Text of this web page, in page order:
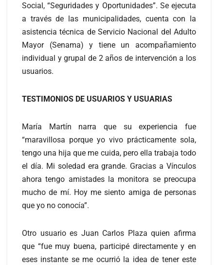
Social, “Seguridades y Oportunidades”. Se ejecuta
a través de las municipalidades, cuenta con la
asistencia técnica de Servicio Nacional del Adulto
Mayor (Senama) y tiene un acompañamiento
individual y grupal de 2 años de intervención a los
usuarios.
TESTIMONIOS DE USUARIOS Y USUARIAS
María Martín narra que su experiencia fue
“maravillosa porque yo vivo prácticamente sola,
tengo una hija que me cuida, pero ella trabaja todo
el día. Mi soledad era grande. Gracias a Vínculos
ahora tengo amistades la monitora se preocupa
mucho de mí. Hoy me siento amiga de personas
que yo no conocía”.
Otro usuario es Juan Carlos Plaza quien afirma
que “fue muy buena, participé directamente y en
eses instante se me ocurrió la idea de tener este